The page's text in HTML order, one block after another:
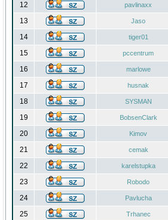
12 pavlinaxx
13 Jaso
14 tiger01
15 pccentrum
16 marlowe
17 husnak
18 SYSMAN
19 BobsenClark
20 Kimov
21 cemak
22 karelstupka
23 Robodo
24 Pavlucha
25 Trhanec